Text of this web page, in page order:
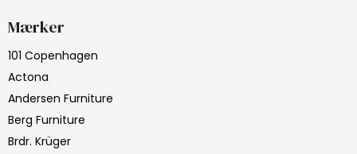
Mærker
101 Copenhagen
Actona
Andersen Furniture
Berg Furniture
Brdr. Krüger